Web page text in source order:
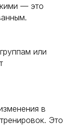
— это
или
в
Это